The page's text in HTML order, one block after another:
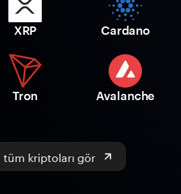
XRP Cardano
Tron Avalanche
tüm kriptoları gör